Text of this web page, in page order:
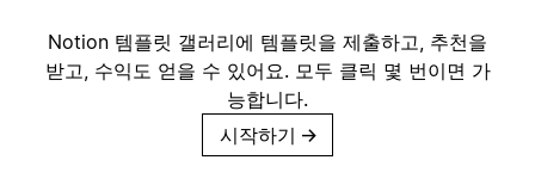
Notion 템플릿 갤러리에 템플릿을 제출하고, 추천을
받고, 수익도 얻을 수 있어요. 모두 클릭 몇 번이면 가
능합니다.
시작하기 →